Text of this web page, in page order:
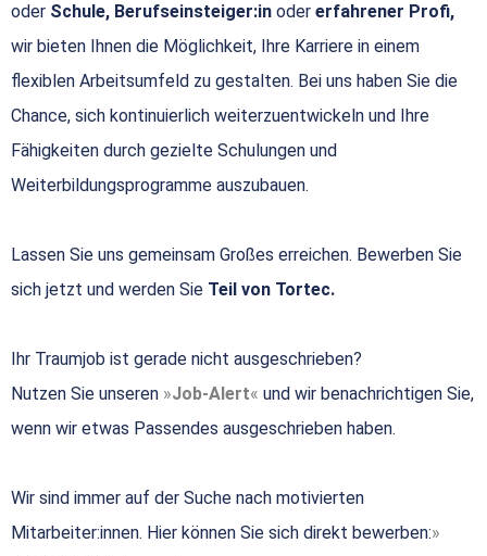
oder Schule, Berufseinsteiger:in oder erfahrener Profi,
wir bieten Ihnen die Möglichkeit, Ihre Karriere in einem
flexiblen Arbeitsumfeld zu gestalten. Bei uns haben Sie die
Chance, sich kontinuierlich weiterzuentwickeln und Ihre
Fähigkeiten durch gezielte Schulungen und
Weiterbildungsprogramme auszubauen.
Lassen Sie uns gemeinsam Großes erreichen. Bewerben Sie
sich jetzt und werden Sie Teil von Tortec.
Ihr Traumjob ist gerade nicht ausgeschrieben?
Nutzen Sie unseren
Job-Alert
und wir benachrichtigen Sie,
wenn wir etwas Passendes ausgeschrieben haben.
Wir sind immer auf der Suche nach motivierten
Mitarbeiter:innen. Hier können Sie sich direkt bewerben: